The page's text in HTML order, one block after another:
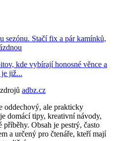
sezónu. Stačí fix a pár kamínků,
kde vybírají honosné věnce a
již...
adbz.cz
oddechový, ale prakticky
domácí tipy, kreativní návody,
Obsah je pestrý, často
a určený pro čtenáře, kteří mají